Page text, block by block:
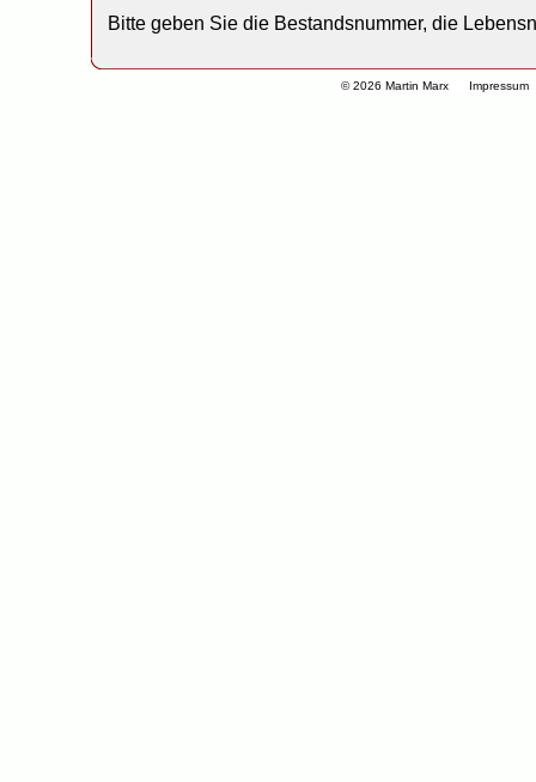
© 2026 Martin Marx Impressum
Bitte geben Sie die Bestandsnummer, die